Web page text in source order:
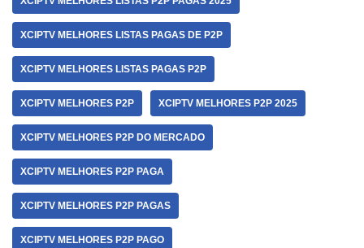
XCIPTV MELHORES LISTAS PAGAS DE P2P
XCIPTV MELHORES LISTAS PAGAS P2P
XCIPTV MELHORES P2P XCIPTV MELHORES P2P 2025
XCIPTV MELHORES P2P DO MERCADO
XCIPTV MELHORES P2P PAGA
XCIPTV MELHORES P2P PAGAS
XCIPTV MELHORES P2P PAGO